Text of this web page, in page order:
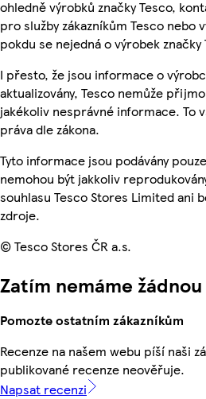
ohledně výrobků značky Tesco,
pro služby zákazníkům Tesco nebo
pokdu se nejedná o výrobek značky
I přesto, že jsou informace o
aktualizovány, Tesco nemůže
jakékoliv nesprávné informace. To
práva dle zákona.
Tyto informace jsou podávány
nemohou být jakkoliv
souhlasu Tesco Stores Limited ani
zdroje.
© Tesco Stores ČR a.s.
Zatím nemáme
Pomozte ostatním zákazníkům
Recenze na našem webu píší naši
publikované recenze neověřuje.
Napsat recenzi